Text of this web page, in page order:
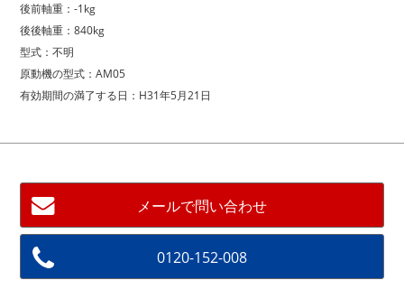
後前軸重：-1kg
後後軸重：840kg
型式：不明
原動機の型式：AM05
有効期間の満了する日：H31年5月21日
メールで問い合わせ
0120-152-008